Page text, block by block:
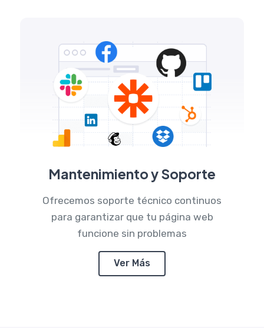
Mantenimiento y Soporte
Ofrecemos soporte técnico continuos
para garantizar que tu página web
funcione sin problemas
Ver Más